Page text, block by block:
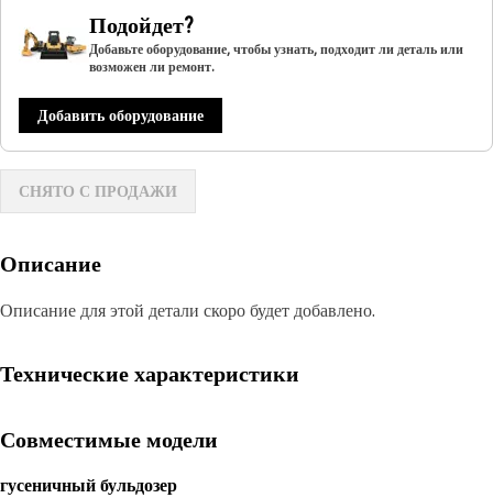
Подойдет?
Добавьте оборудование, чтобы узнать, подходит ли деталь или
возможен ли ремонт.
Добавить оборудование
СНЯТО С ПРОДАЖИ
Описание
Описание для этой детали скоро будет добавлено.
Технические характеристики
Совместимые модели
гусеничный бульдозер